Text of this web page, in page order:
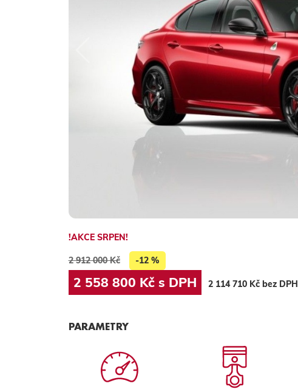
!AKCE SRPEN!
2 912 000 Kč -12 %
2 558 800 Kč s DPH 2 114 710 Kč bez DPH
PARAMETRY